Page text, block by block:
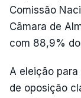
Comissão
Câmara de
com 88,9%
A eleição
de oposição